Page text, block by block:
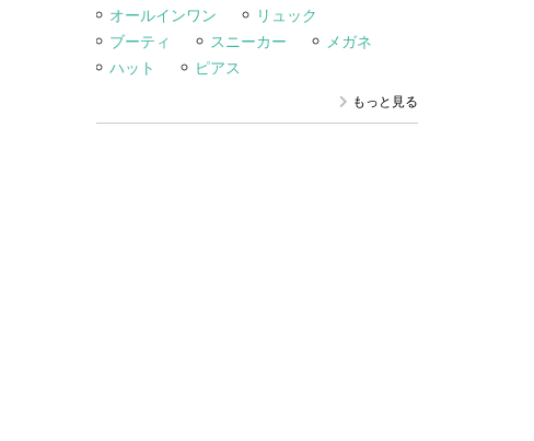
オールインワン
リュック
ブーティ
スニーカー
メガネ
ハット
ピアス
もっと見る